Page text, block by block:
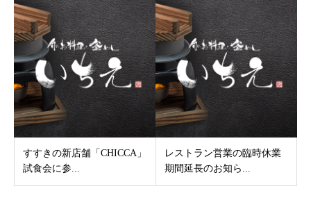
すすきの新店舗「CHICCA」
試食会に参...
レストラン営業の臨時休業
期間延長のお知ら...